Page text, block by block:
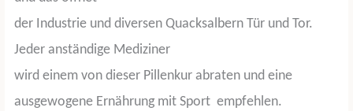
der Industrie und diversen Quacksalbern Tür und Tor.
Jeder anständige Mediziner
wird einem von dieser Pillenkur abraten und eine
ausgewogene Ernährung mit Sport empfehlen.